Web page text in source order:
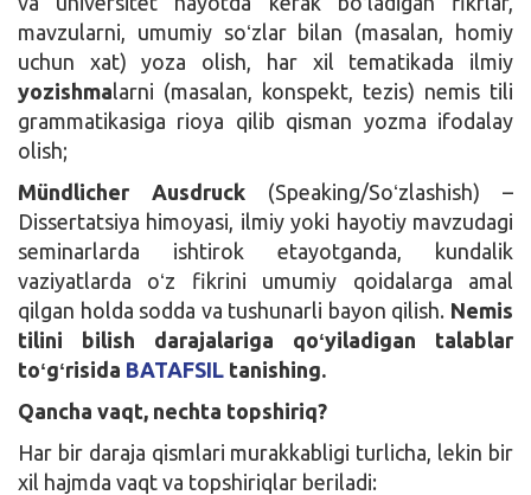
mavzularni, umumiy soʻzlar bilan (masalan, homiy
uchun xat) yoza olish, har xil tematikada ilmiy
yozishmalarni (masalan, konspekt, tezis) nemis tili
grammatikasiga rioya qilib qisman yozma ifodalay
olish;
Mündlicher Ausdruck (Speaking/Soʻzlashish) –
Dissertatsiya himoyasi, ilmiy yoki hayotiy mavzudagi
seminarlarda ishtirok etayotganda, kundalik
vaziyatlarda oʻz fikrini umumiy qoidalarga amal
qilgan holda sodda va tushunarli bayon qilish. Nemis
tilini bilish darajalariga qoʻyiladigan talablar
toʻgʻrisida BATAFSIL tanishing.
Qancha vaqt, nechta topshiriq?
Har bir daraja qismlari murakkabligi turlicha, lekin bir
xil hajmda vaqt va topshiriqlar beriladi: